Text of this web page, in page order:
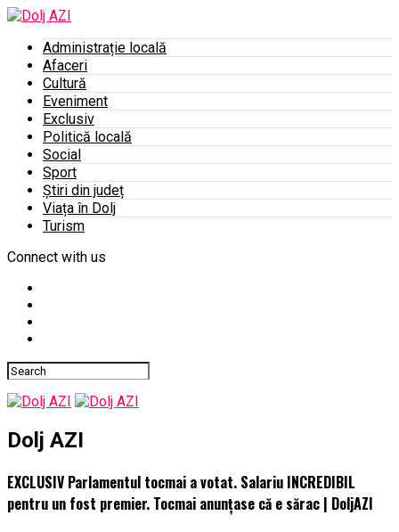
Administrație locală
Afaceri
Cultură
Eveniment
Exclusiv
Politică locală
Social
Sport
Știri din județ
Viața în Dolj
Turism
Connect with us
Dolj AZI
EXCLUSIV Parlamentul tocmai a votat. Salariu INCREDIBIL
pentru un fost premier. Tocmai anunțase că e sărac | DoljAZI